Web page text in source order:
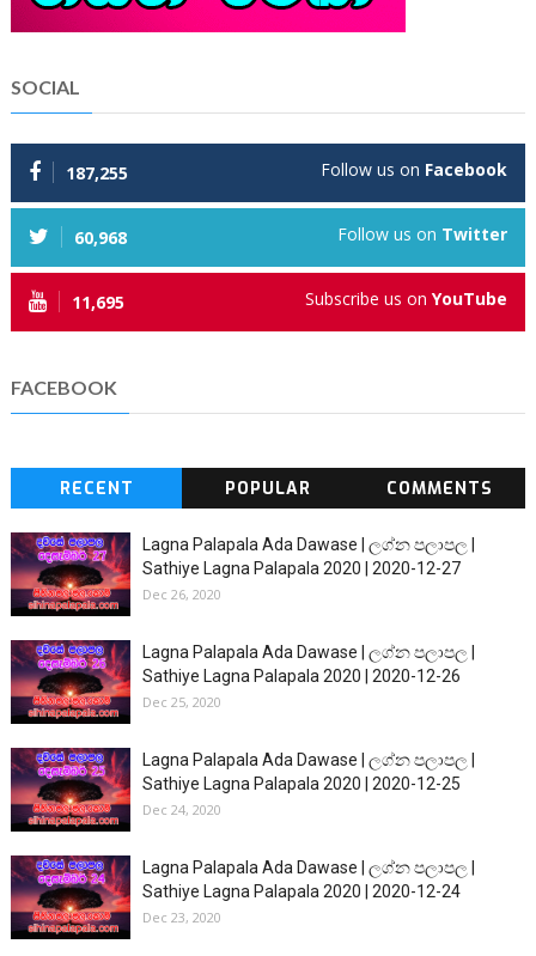
SOCIAL
187,255 Follow us on Facebook
60,968 Follow us on Twitter
11,695 Subscribe us onYouTube
FACEBOOK
RECENT POPULAR COMMENTS
Lagna Palapala Ada Dawase | ලග්න පලාපල |
Sathiye Lagna Palapala 2020 | 2020-12-27
Dec 26, 2020
Lagna Palapala Ada Dawase | ලග්න පලාපල |
Sathiye Lagna Palapala 2020 | 2020-12-26
Dec 25, 2020
Lagna Palapala Ada Dawase | ලග්න පලාපල |
Sathiye Lagna Palapala 2020 | 2020-12-25
Dec 24, 2020
Lagna Palapala Ada Dawase | ලග්න පලාපල |
Sathiye Lagna Palapala 2020 | 2020-12-24
Dec 23, 2020